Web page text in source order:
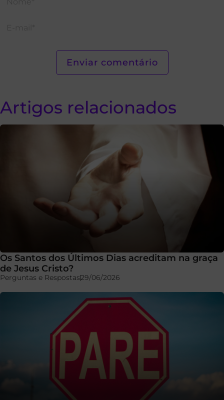
Artigos relacionados
Os Santos dos Últimos Dias acreditam na graça
de Jesus Cristo?
Perguntas e Respostas29/06/2026